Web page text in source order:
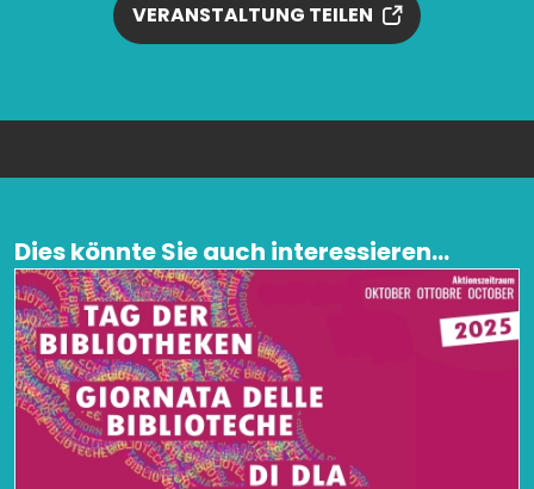
VERANSTALTUNG TEILEN
Dies könnte Sie auch interessieren...